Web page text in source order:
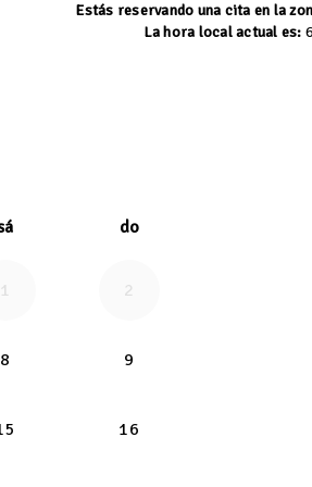
Estás reservando una cita en la
La hora local actual es:
do
1 2
07
8 sábado 2026-08-08
9
14
sábado 2026-08-15
16